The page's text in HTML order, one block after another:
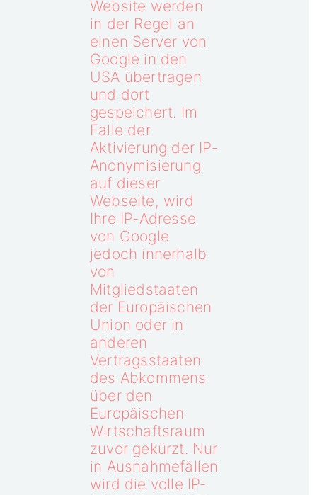
Website werden
in der Regel an
einen Server von
Google in den
USA übertragen
und dort
gespeichert. Im
Falle der
Aktivierung der IP-
Anonymisierung
auf dieser
Webseite, wird
Ihre IP-Adresse
von Google
jedoch innerhalb
von
Mitgliedstaaten
der Europäischen
Union oder in
anderen
Vertragsstaaten
des Abkommens
über den
Europäischen
Wirtschaftsraum
zuvor gekürzt. Nur
in Ausnahmefällen
wird die volle IP-